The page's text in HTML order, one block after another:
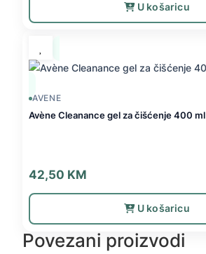
U košaricu
AVENE
Avène Cleanance gel za čišćenje 400 ml
42,50 KM
U košaricu
Povezani proizvodi